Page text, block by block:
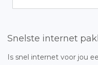
Snelste internet
Is snel internet voor jou